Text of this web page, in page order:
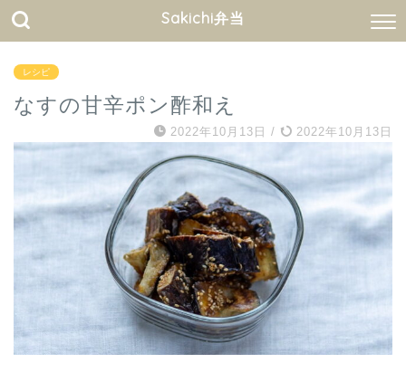
Sakichi弁当
レシピ
なすの甘辛ポン酢和え
2022年10月13日 / 2022年10月13日